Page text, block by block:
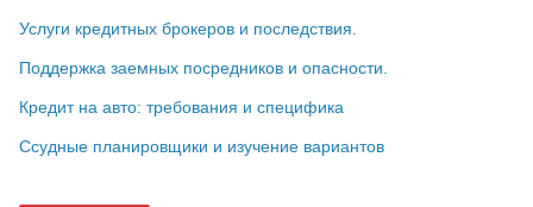
Услуги кредитных брокеров и последствия.
Поддержка заемных посредников и опасности.
Кредит на авто: требования и специфика
Ссудные планировщики и изучение вариантов